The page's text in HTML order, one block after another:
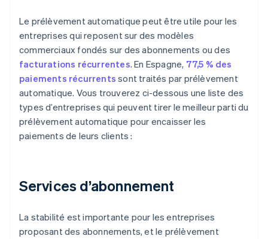
Le prélèvement automatique peut être utile pour les
entreprises qui reposent sur des modèles
commerciaux fondés sur des abonnements ou des
facturations récurrentes. En Espagne, 77,5 % des
paiements récurrents sont traités par prélèvement
automatique. Vous trouverez ci-dessous une liste des
types d’entreprises qui peuvent tirer le meilleur parti du
prélèvement automatique pour encaisser les
paiements de leurs clients :
Services d’abonnement
La stabilité est importante pour les entreprises
proposant des abonnements, et le prélèvement